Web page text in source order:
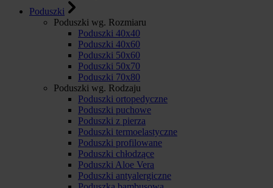
Poduszki
Poduszki wg. Rozmiaru
Poduszki 40x40
Poduszki 40x60
Poduszki 50x60
Poduszki 50x70
Poduszki 70x80
Poduszki wg. Rodzaju
Poduszki ortopedyczne
Poduszki puchowe
Poduszki z pierza
Poduszki termoelastyczne
Poduszki profilowane
Poduszki chłodzące
Poduszki Aloe Vera
Poduszki antyalergiczne